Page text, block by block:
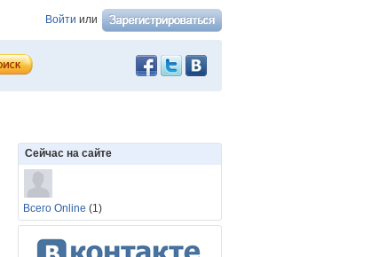
Войти или
Сейчас на сайте
Всего Online (1)